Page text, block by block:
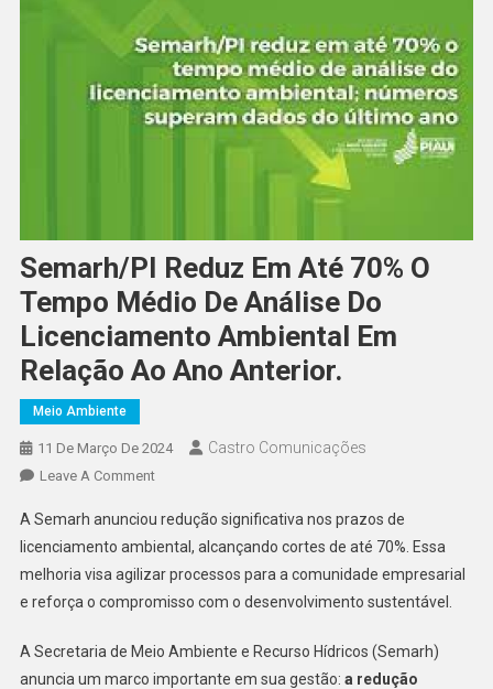
Semarh/PI Reduz Em Até 70% O
Tempo Médio De Análise Do
Licenciamento Ambiental Em
Relação Ao Ano Anterior.
Meio Ambiente
11 De Março De 2024 Castro Comunicações
Leave A Comment
A Semarh anunciou redução significativa nos prazos de
licenciamento ambiental, alcançando cortes de até 70%. Essa
melhoria visa agilizar processos para a comunidade empresarial
e reforça o compromisso com o desenvolvimento sustentável.
A Secretaria de Meio Ambiente e Recurso Hídricos (Semarh)
anuncia um marco importante em sua gestão: a redução